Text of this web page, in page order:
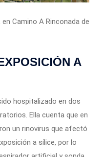
Camino A Rinconada de
A
hospitalizado en dos
Ella cuenta que en
un rinovirus que afectó
a sílice, por lo